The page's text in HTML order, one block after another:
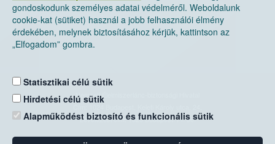
gondoskodunk személyes adatai védelméről. Weboldalunk
cookie-kat (sütiket) használ a jobb felhasználói élmény
érdekében, melynek biztosításához kérjük, kattintson az
„Elfogadom” gombra.
Statisztikai célú sütik
Hirdetési célú sütik
Alapműködést biztosító és funkcionális sütik
Nemzeti Élelmiszerlánc-biztonsági Hivatal
Levelezési cím: 1525 Budapest. Pf. 30.